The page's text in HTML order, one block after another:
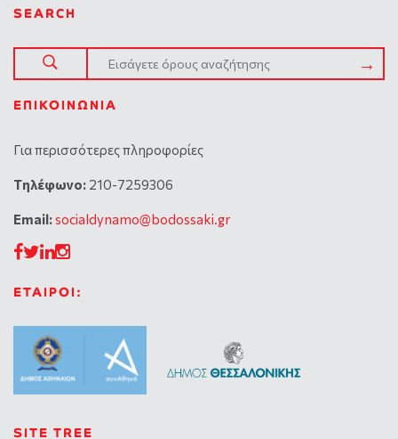
SEARCH
ΕΠΙΚΟΙΝΩΝΊΑ
Για περισσότερες πληροφορίες
Tηλέφωνο: 210-7259306
Email:socialdynamo@bodossaki.gr
ΕΤΑΙΡΟΙ:
SITE TREE